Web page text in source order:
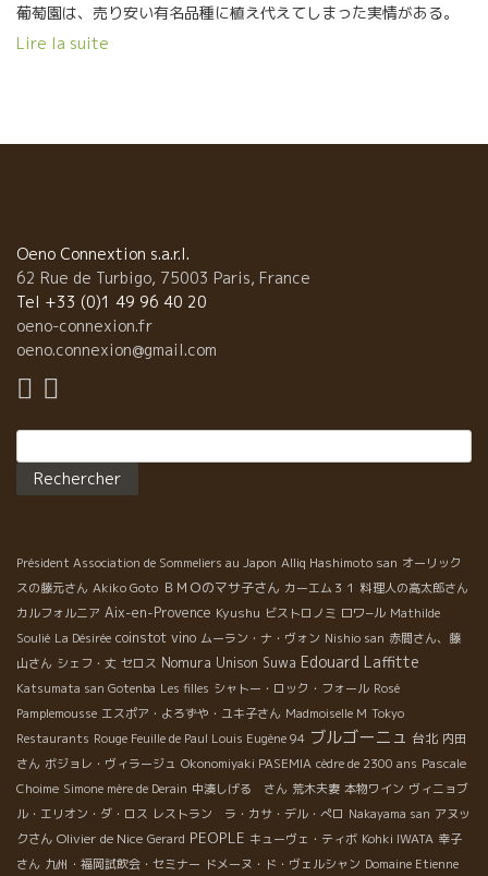
葡萄園は、売り安い有名品種に植え代えてしまった実情がある。
この地方で昔から永年に渡って栽培されてきた品種には、それな
を思い浮かばせる風味がとても特徴的。 ミネラルと旨みは相変わ
らず抜群。 . これは、もう絶品です。 まだ、パリ、フランスでも
買えません。 そんなワインが近日中に日本に入ります。自然派ワ
インの宝庫！JAPONで是非、楽しんでください！！ ５、６本目
は、流石に違うものを飲った。 イタリア人のロマンな男、Partida
インで造っているワイン 「ＳＭ」。 ＳＭの意味は、サゾ・マゾで
ちらもスート体に入っていく美味しいワインだった。
Lire la suite
Oeno Connextion s.a.r.l.
62 Rue de Turbigo, 75003 Paris, France
Tel +33 (0)1 49 96 40 20
oeno-connexion.fr
oeno.connexion@gmail.com
Président Association de Sommeliers au Japon Alliq Hashimoto san オーリック
スの藤元さん Akiko Goto ＢＭＯのマサ子さん カーエム３１ 料理人の高太郎さん
カルフォルニア Aix-en-Provence Kyushu ビストロノミ ロワ−ル Mathilde
Soulié La Désirée coinstot vino ムーラン・ナ・ヴォン Nishio san 赤間さん、藤
山さん シェフ・丈 セロス Nomura Unison Suwa Edouard Laffitte
Katsumata san Gotenba Les filles シャトー・ロック・フォール Rosé
Pamplemousse エスポア・よろずや・ユキ子さん Madmoiselle M Tokyo
Restaurants Rouge Feuille de Paul Louis Eugène 94 ブルゴーニュ 台北 内田
さん ボジョレ・ヴィラージュ Okonomiyaki PASEMIA cèdre de 2300 ans Pascale
Choime Simone mère de Derain 中湊しげる さん 荒木夫妻 本物ワイン ヴィニョブ
ル・エリオン・ダ・ロス レストラン ラ・カサ・デル・ぺロ Nakayama san アヌッ
クさん Olivier de Nice Gerard PEOPLE キューヴェ・ティボ Kohki IWATA 幸子
さん 九州・福岡試飲会・セミナー ドメーヌ・ド・ヴェルシャン Domaine Etienne